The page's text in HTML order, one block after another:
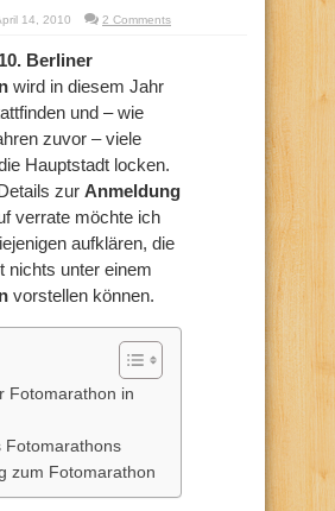
14, 2010 2 Comments
10. Berliner
wird in diesem Jahr
und – wie
zuvor – viele
Hauptstadt locken.
zur Anmeldung
verrate möchte ich
aufklären, die
nichts unter einem
vorstellen können.
Fotomarathon in
Fotomarathons
zum Fotomarathon